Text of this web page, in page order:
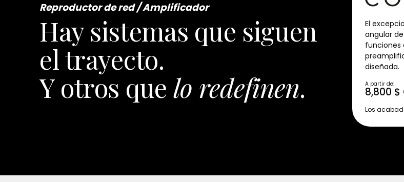
Reproductor de red / Amplificador
Hay sistemas que siguen
el trayecto.
Y otros que lo redefinen.
El
angular
funciones
diseñada.
A partir de:
8,800 $
Los